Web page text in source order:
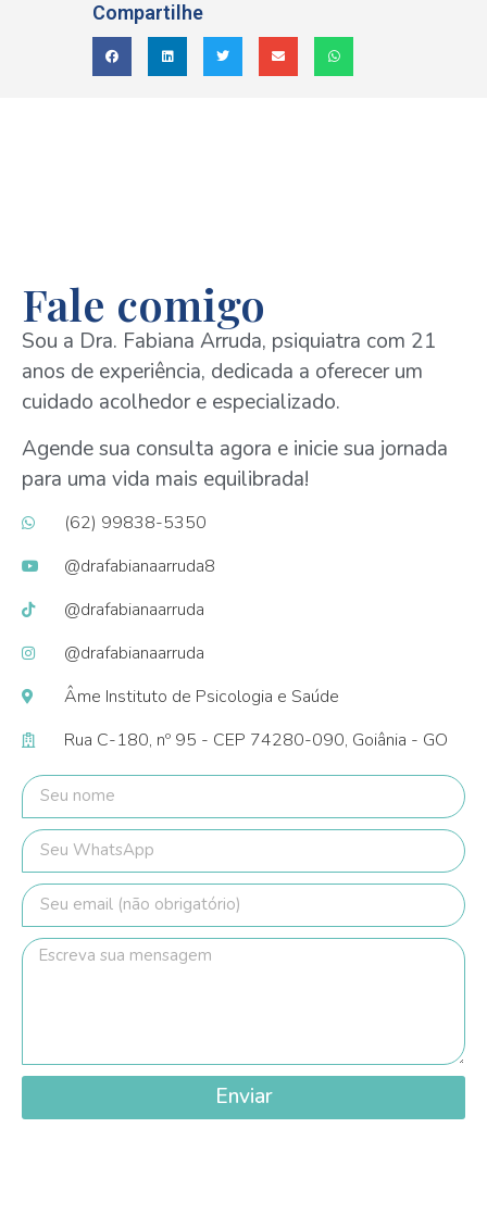
Compartilhe
Fale comigo
Sou a Dra. Fabiana Arruda, psiquiatra com 21
anos de experiência, dedicada a oferecer um
cuidado acolhedor e especializado.
Agende sua consulta agora e inicie sua jornada
para uma vida mais equilibrada!
(62) 99838-5350
@drafabianaarruda8
@drafabianaarruda
@drafabianaarruda
Âme Instituto de Psicologia e Saúde
Rua C-180, nº 95 - CEP 74280-090, Goiânia - GO
Enviar